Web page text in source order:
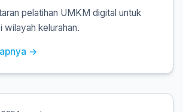
pelatihan UMKM digital untuk
wilayah kelurahan.
→